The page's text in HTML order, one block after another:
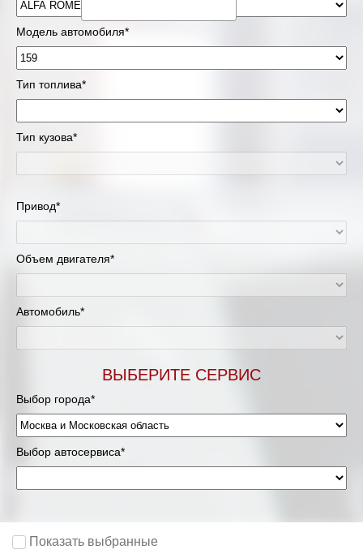
Вологда
Екатеринбург
Красноярск
Липецк
Москва и Московская область
Мурманск
Нижневартовск
Нижний Новгород
Новосибирск
Модель автомобиля*
Тип топлива*
Тип кузова*
Привод*
Объем двигателя*
Автомобиль*
ВЫБЕРИТЕ СЕРВИС
Выбор города*
Выбор автосервиса*
Показать выбранные